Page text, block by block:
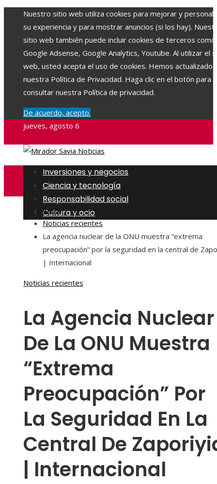
Nuestro sitio web utiliza cookies para mejorar y
su experiencia y para mostrar anuncios (si los hay).
sitio web también puede incluir cookies de terceros como
Google Adsense, Google Analytics, Youtube. Al utilizar el
web, usted acepta el uso de cookies. Hemos actualizado
nuestra Política de Privacidad. Haga clic en el botón para
consultar nuestra Política de privacidad.
De acuerdo, acepto.
jueves, agosto 6
Inversiones y negocios
Ciencia y tecnología
Responsabilidad social
Cultura y ocio
Inicio
Noticias recientes
La agencia nuclear de la ONU muestra “extrema
preocupación” por la seguridad en la central de
| Internacional
Noticias recientes
La Agencia Nuclear
De La ONU Muestra
“extrema
Preocupación” Por
La Seguridad En La
Central De
| Internacional